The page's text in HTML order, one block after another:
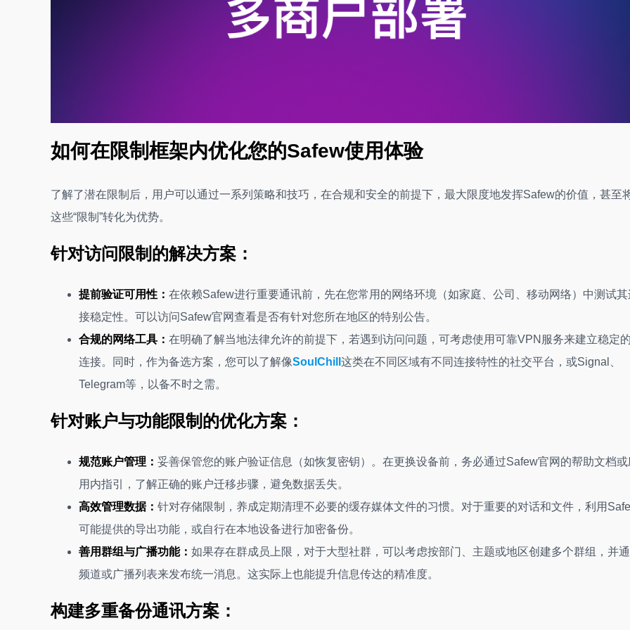
如何在限制框架内优化您的Safew使用体验
了解了潜在限制后，用户可以通过一系列策略和技巧，在合规和安全的前提下，最大限度地发挥Safew的价值，甚至
这些“限制”转化为优势。
针对访问限制的解决方案：
提前验证可用性： 在依赖Safew进行重要通讯前，先在您常用的网络环境（如家庭、公司、移动网络）中测试其
接稳定性。可以访问Safew官网查看是否有针对您所在地区的特别公告。
合规的网络工具： 在明确了解当地法律允许的前提下，若遇到访问问题，可考虑使用可靠VPN服务来建立稳定
连接。同时，作为备选方案，您可以了解像SoulChill 这类在不同区域有不同连接特性的社交平台，或Signal、
Telegram等，以备不时之需。
针对账户与功能限制的优化方案：
规范账户管理： 妥善保管您的账户验证信息（如恢复密钥）。在更换设备前，务必通过Safew官网的帮助文档或
用内指引，了解正确的账户迁移步骤，避免数据丢失。
高效管理数据： 针对存储限制，养成定期清理不必要的缓存媒体文件的习惯。对于重要的对话和文件，利用
可能提供的导出功能，或自行在本地设备进行加密备份。
善用群组与广播功能： 如果存在群成员上限，对于大型社群，可以考虑按部门、主题或地区创建多个群组，并
频道或广播列表来发布统一消息。这实际上也能提升信息传达的精准度。
构建多重备份通讯方案：